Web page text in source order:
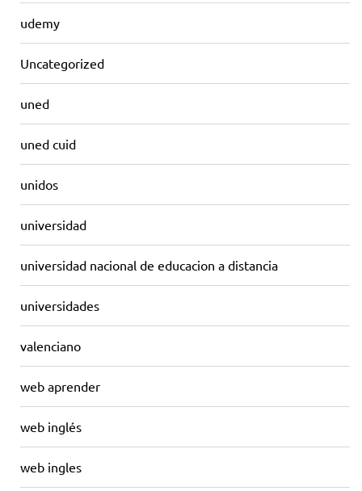
udemy
Uncategorized
uned
uned cuid
unidos
universidad
universidad nacional de educacion a distancia
universidades
valenciano
web aprender
web inglés
web ingles